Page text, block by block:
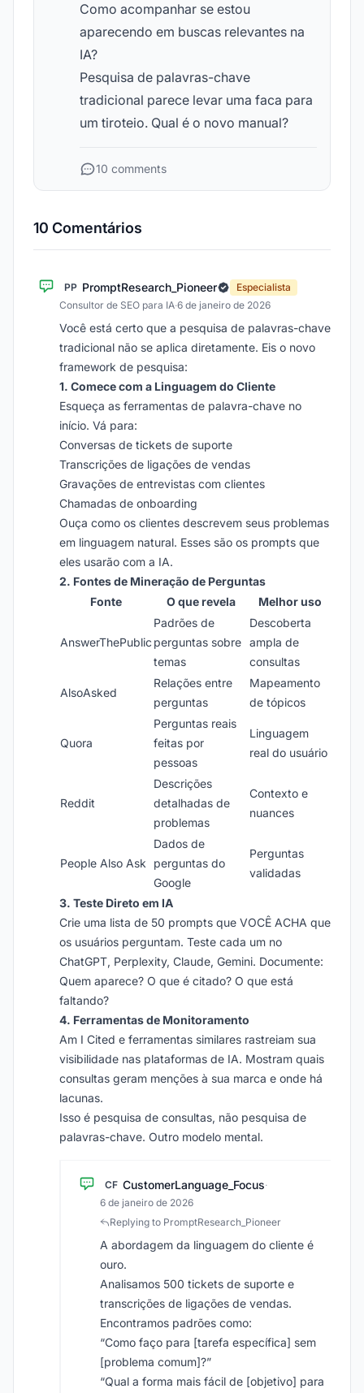
Como acompanhar se estou
aparecendo em buscas relevantes na
IA?
Pesquisa de palavras-chave
tradicional parece levar uma faca para
um tiroteio. Qual é o novo manual?
10 comments
10 Comentários
PP PromptResearch_Pioneer
Especialista
Consultor de SEO para IA·6 de janeiro de 2026
Você está certo que a pesquisa de palavras-chave
tradicional não se aplica diretamente. Eis o novo
framework de pesquisa:
1. Comece com a Linguagem do Cliente
Esqueça as ferramentas de palavra-chave no
início. Vá para:
Conversas de tickets de suporte
Transcrições de ligações de vendas
Gravações de entrevistas com clientes
Chamadas de onboarding
Ouça como os clientes descrevem seus problemas
em linguagem natural. Esses são os prompts que
eles usarão com a IA.
2. Fontes de Mineração de Perguntas
Fonte
O que revela Melhor uso
AnswerThePublic
Padrões de
perguntas sobre
temas
Descoberta
ampla de
consultas
AlsoAsked
Relações entre
perguntas
Mapeamento
de tópicos
Quora
Perguntas reais
feitas por
pessoas
Linguagem
real do usuário
Reddit
Descrições
detalhadas de
problemas
Contexto e
nuances
People Also Ask
Dados de
perguntas do
Google
Perguntas
validadas
3. Teste Direto em IA
Crie uma lista de 50 prompts que VOCÊ ACHA que
os usuários perguntam. Teste cada um no
ChatGPT, Perplexity, Claude, Gemini. Documente:
Quem aparece? O que é citado? O que está
faltando?
4. Ferramentas de Monitoramento
Am I Cited e ferramentas similares rastreiam sua
visibilidade nas plataformas de IA. Mostram quais
consultas geram menções à sua marca e onde há
lacunas.
Isso é pesquisa de consultas, não pesquisa de
palavras-chave. Outro modelo mental.
CF CustomerLanguage_Focus·
6 de janeiro de 2026
Replying to PromptResearch_Pioneer
A abordagem da linguagem do cliente é
ouro.
Analisamos 500 tickets de suporte e
transcrições de ligações de vendas.
Encontramos padrões como:
“Como faço para [tarefa específica] sem
[problema comum]?”
“Qual a forma mais fácil de [objetivo] para